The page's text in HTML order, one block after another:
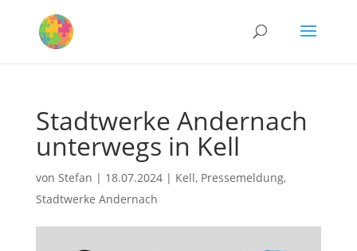
Stadtwerke Andernach
unterwegs in Kell
von Stefan | 18.07.2024| Kell, Pressemeldung,
Stadtwerke Andernach